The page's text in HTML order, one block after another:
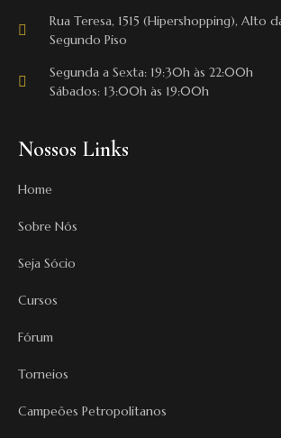
Rua Teresa, 1515 (Hipershopping), Alto
Segundo Piso
Segunda a Sexta: 19:30h às 22:00h
Sábados: 13:00h às 19:00h
Nossos Links
Home
Sobre Nós
Seja Sócio
Cursos
Fórum
Torneios
Campeões Petropolitanos